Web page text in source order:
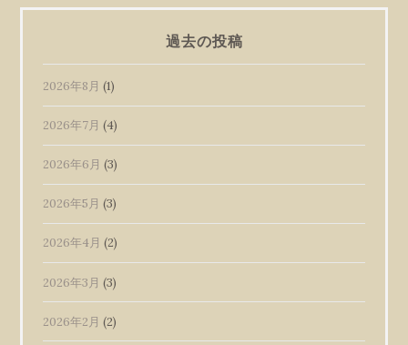
過去の投稿
2026年8月 (1)
2026年7月 (4)
2026年6月 (3)
2026年5月 (3)
2026年4月 (2)
2026年3月 (3)
2026年2月 (2)